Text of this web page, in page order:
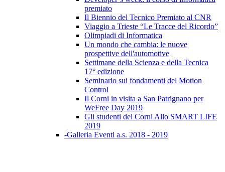
premiato
Il Biennio del Tecnico Premiato al CNR
Viaggio a Trieste “Le Tracce del Ricordo”
Olimpiadi di Informatica
Un mondo che cambia: le nuove
prospettive dell'automotive
Settimane della Scienza e della Tecnica
17° edizione
Seminario sui fondamenti del Motion
Control
Il Corni in visita a San Patrignano per
WeFree Day 2019
Gli studenti del Corni Allo SMART LIFE
2019
-Galleria Eventi a.s. 2018 - 2019